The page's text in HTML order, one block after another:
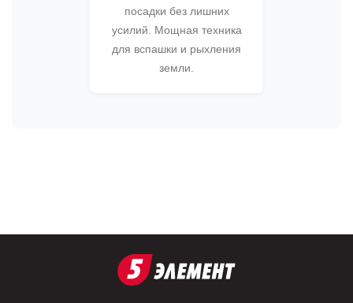
посадки без лишних
усилий. Мощная техника
для вспашки и рыхления
земли.